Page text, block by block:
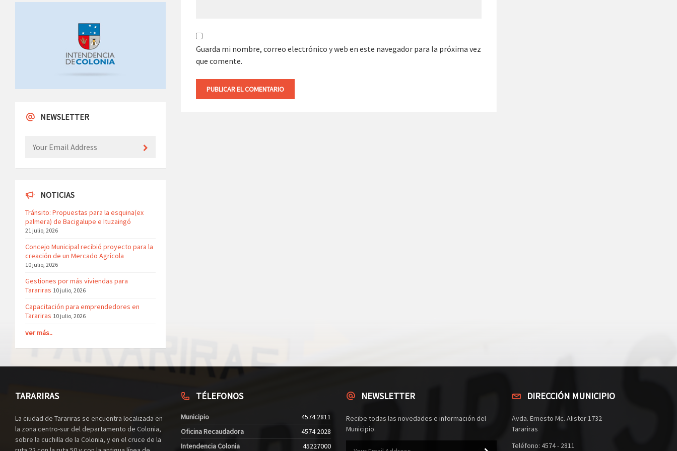
Guarda mi nombre, correo electrónico y web en este navegador para la próxima vez
que comente.
NEWSLETTER
NOTICIAS
Tránsito: Propuestas para la esquina(ex
palmera) de Bacigalupe e Ituzaingó
21 julio, 2026
Concejo Municipal recibió proyecto para la
creación de un Mercado Agrícola
10 julio, 2026
Gestiones por más viviendas para
Tarariras 10 julio, 2026
Capacitación para emprendedores en
Tarariras 10 julio, 2026
ver más..
TARARIRAS
La ciudad de Tarariras se encuentra localizada en
la zona centro-sur del departamento de Colonia,
sobre la cuchilla de la Colonia, y en el cruce de la
TÉLEFONOS
Municipio
4574 2811
Oficina Recaudadora
4574 2028
Intendencia Colonia
45227000
NEWSLETTER
Recibe todas las novedades e información del
Municipio.
DIRECCIÓN MUNICIPIO
Avda. Ernesto Mc. Alister 1732
Tarariras
Teléfono: 4574 - 2811